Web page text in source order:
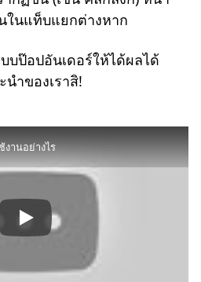
ในแท็บแยกต่างหาก
บป๊อปอันเดอร์ให้ได้ผลได้
ำของเราสิ!
งานอย่างไร